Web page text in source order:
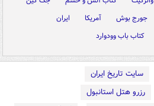
جورج بوش آمریکا
ایران
کتاب باب وودوارد
سایت تاریخ ایران
رزرو هتل استانبول